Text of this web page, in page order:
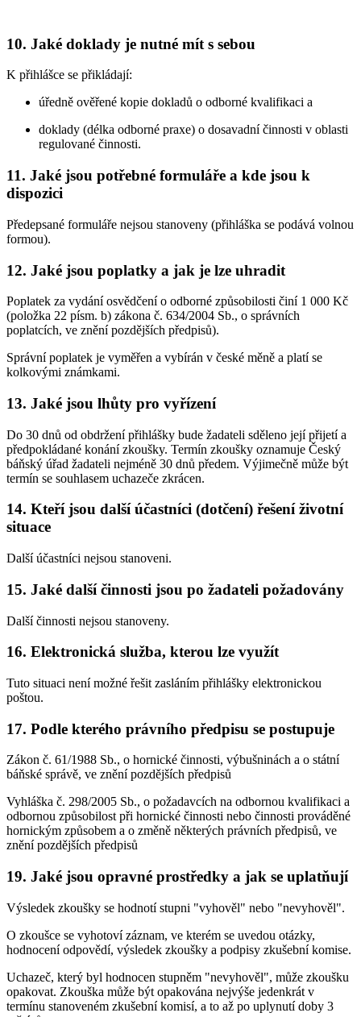
10. Jaké doklady je nutné mít s sebou
K přihlášce se přikládají:
úředně ověřené kopie dokladů o odborné kvalifikaci a
doklady (délka odborné praxe) o dosavadní činnosti v oblasti
regulované činnosti.
11. Jaké jsou potřebné formuláře a kde jsou k
dispozici
Předepsané formuláře nejsou stanoveny (přihláška se podává volnou
formou).
12. Jaké jsou poplatky a jak je lze uhradit
Poplatek za vydání osvědčení o odborné způsobilosti činí 1 000 Kč
(položka 22 písm. b) zákona č. 634/2004 Sb., o správních
poplatcích, ve znění pozdějších předpisů).
Správní poplatek je vyměřen a vybírán v české měně a platí se
kolkovými známkami.
13. Jaké jsou lhůty pro vyřízení
Do 30 dnů od obdržení přihlášky bude žadateli sděleno její přijetí a
předpokládané konání zkoušky. Termín zkoušky oznamuje Český
báňský úřad žadateli nejméně 30 dnů předem. Výjimečně může být
termín se souhlasem uchazeče zkrácen.
14. Kteří jsou další účastníci (dotčení) řešení životní
situace
Další účastníci nejsou stanoveni.
15. Jaké další činnosti jsou po žadateli požadovány
Další činnosti nejsou stanoveny.
16. Elektronická služba, kterou lze využít
Tuto situaci není možné řešit zasláním přihlášky elektronickou
poštou.
17. Podle kterého právního předpisu se postupuje
Zákon č. 61/1988 Sb., o hornické činnosti, výbušninách a o státní
báňské správě, ve znění pozdějších předpisů
Vyhláška č. 298/2005 Sb., o požadavcích na odbornou kvalifikaci a
odbornou způsobilost při hornické činnosti nebo činnosti prováděné
hornickým způsobem a o změně některých právních předpisů, ve
znění pozdějších předpisů
19. Jaké jsou opravné prostředky a jak se uplatňují
Výsledek zkoušky se hodnotí stupni "vyhověl" nebo "nevyhověl".
O zkoušce se vyhotoví záznam, ve kterém se uvedou otázky,
hodnocení odpovědí, výsledek zkoušky a podpisy zkušební komise.
Uchazeč, který byl hodnocen stupněm "nevyhověl", může zkoušku
opakovat. Zkouška může být opakována nejvýše jedenkrát v
termínu stanoveném zkušební komisí, a to až po uplynutí doby 3